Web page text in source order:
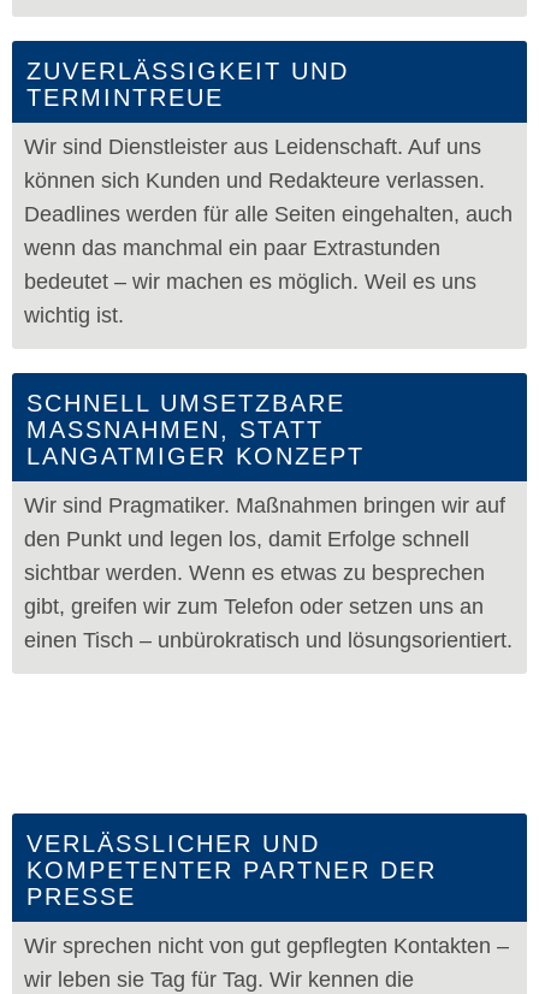
ZUVERLÄSSIGKEIT UND
TERMINTREUE
Wir sind Dienstleister aus Leidenschaft. Auf uns
können sich Kunden und Redakteure verlassen.
Deadlines werden für alle Seiten eingehalten, auch
wenn das manchmal ein paar Extrastunden
bedeutet – wir machen es möglich. Weil es uns
wichtig ist.
SCHNELL UMSETZBARE
MASSNAHMEN, STATT
LANGATMIGER KONZEPT
Wir sind Pragmatiker. Maßnahmen bringen wir auf
den Punkt und legen los, damit Erfolge schnell
sichtbar werden. Wenn es etwas zu besprechen
gibt, greifen wir zum Telefon oder setzen uns an
einen Tisch – unbürokratisch und lösungsorientiert.
VERLÄSSLICHER UND
KOMPETENTER PARTNER DER
PRESSE
Wir sprechen nicht von gut gepflegten Kontakten –
wir leben sie Tag für Tag. Wir kennen die